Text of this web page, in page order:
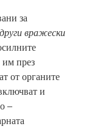
за
вражески
през
от органите
и
–